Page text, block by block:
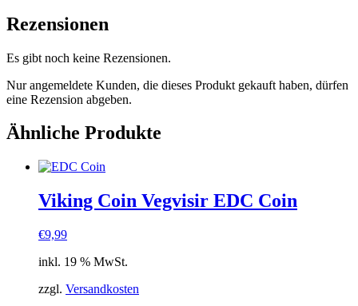
Rezensionen
Es gibt noch keine Rezensionen.
Nur angemeldete Kunden, die dieses Produkt gekauft haben, dürfen
eine Rezension abgeben.
Ähnliche Produkte
Viking Coin Vegvisir EDC Coin
€9,99
inkl. 19 % MwSt.
zzgl. Versandkosten